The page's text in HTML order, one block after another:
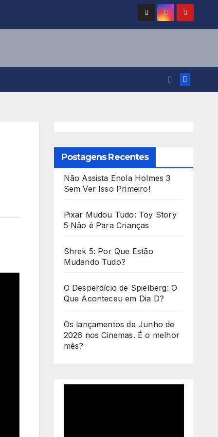
Postagens Recentes
Não Assista Enola Holmes 3
Sem Ver Isso Primeiro!
Pixar Mudou Tudo: Toy Story
5 Não é Para Crianças
Shrek 5: Por Que Estão
Mudando Tudo?
O Desperdício de Spielberg: O
Que Aconteceu em Dia D?
Os lançamentos de Junho de
2026 nos Cinemas. É o melhor
mês?